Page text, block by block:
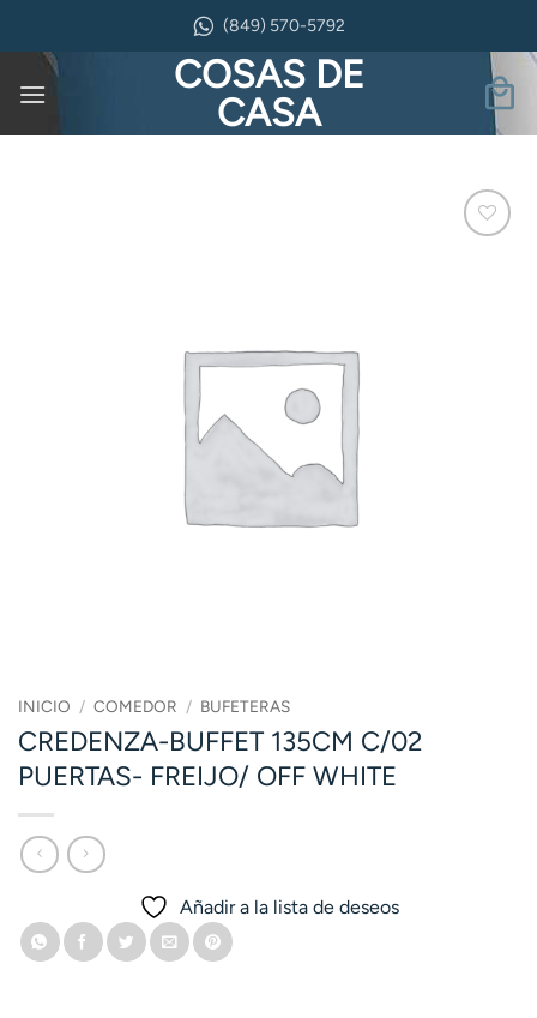
contenido
(849) 570-5792
COSAS DE
CASA
INICIO / COMEDOR / BUFETERAS
CREDENZA-BUFFET 135CM C/02
PUERTAS- FREIJO/ OFF WHITE
Añadir a la lista de deseos